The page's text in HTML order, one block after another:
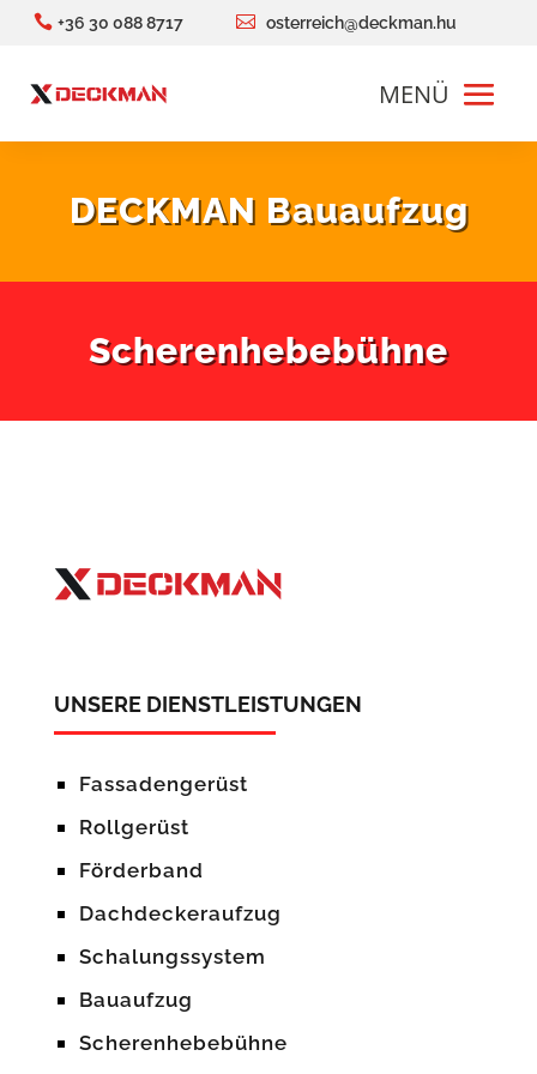
 +36 30 088 8717  osterreich@deckman.hu
DECKMAN Bauaufzug
Scherenhebebühne
UNSERE DIENSTLEISTUNGEN
Fassadengerüst
Rollgerüst
Förderband
Dachdeckeraufzug
Schalungssystem
Bauaufzug
Scherenhebebühne